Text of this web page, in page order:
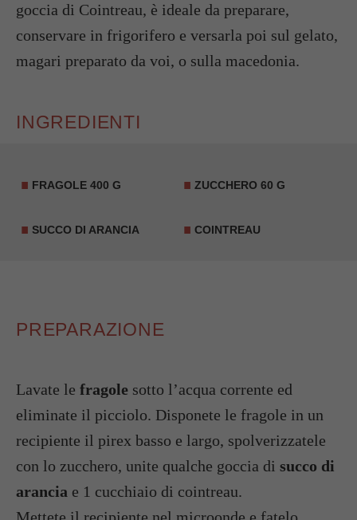
goccia di Cointreau, è ideale da preparare,
conservare in frigorifero e versarla poi sul gelato,
magari preparato da voi, o sulla macedonia.
INGREDIENTI
FRAGOLE 400 G ZUCCHERO 60 G
SUCCO DI ARANCIA COINTREAU
PREPARAZIONE
Lavate le fragole sotto l’acqua corrente ed
eliminate il picciolo. Disponete le fragole in un
recipiente il pirex basso e largo, spolverizzatele
con lo zucchero, unite qualche goccia di succo di
arancia e 1 cucchiaio di cointreau.